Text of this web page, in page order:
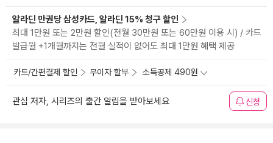
알라딘 만권당 삼성카드, 알라딘 15% 청구 할인
최대 1만원 또는 2만원 할인(전월 30만원 또는 60만원 이용 시) / 카드
발급월 +1개월까지는 전월 실적이 없어도 최대 1만원 혜택 제공
카드/간편결제 할인 무이자 할부 소득공제 490원
관심 저자, 시리즈의 출간 알림을 받아보세요 신청